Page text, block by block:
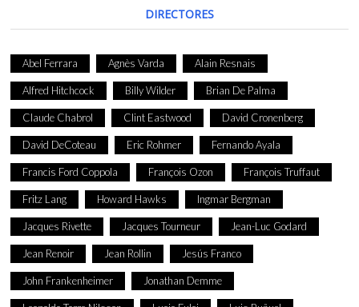
DIRECTORES
Abel Ferrara Agnès Varda Alain Resnais
Alfred Hitchcock Billy Wilder Brian De Palma
Claude Chabrol Clint Eastwood David Cronenberg
David DeCoteau Eric Rohmer Fernando Ayala
Francis Ford Coppola François Ozon François Truffaut
Fritz Lang Howard Hawks Ingmar Bergman
Jacques Rivette Jacques Tourneur Jean-Luc Godard
Jean Renoir Jean Rollin Jesús Franco
John Frankenheimer Jonathan Demme